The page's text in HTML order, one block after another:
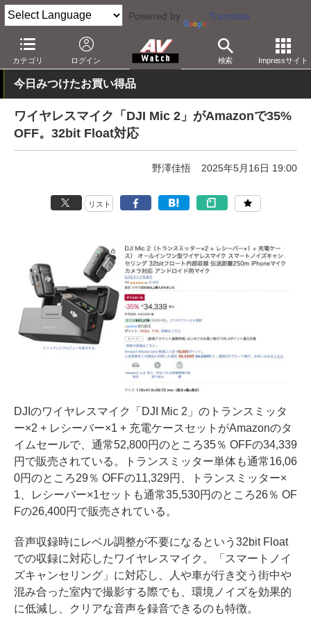
Powered by Translate
カテゴリ ログイン 検索 Impressサイト
AV Watch 動向 ショップ セール
今日みつけたお買い得品
ワイヤレスマイク「DJI Mic 2」がAmazonで35%
OFF。32bit Float対応
野澤佳悟 2025年5月16日 19:00
リスト
DJIのワイヤレスマイク「DJI Mic 2」のトランスミッタ
ー×2 + レシーバー×1 + 充電ケースセットがAmazonのタ
イムセールで、通常52,800円のところ35％ OFFの34,339
円で販売されている。トランスミッター単体も通常16,06
0円のところ29％ OFFの11,329円、トランスミッター×
1、レシーバー×1セットも通常35,530円のところ26％ OF
Fの26,400円で販売されている。
音声収録時にレベル調整が不要になるという32bit Float
での収録に対応したワイヤレスマイク。「スマートノイ
ズキャンセリング」に対応し、人や車が行き交う街中や
混み合った室内で撮影する際でも、環境ノイズを効果的
に低減し、クリアな音声を録音できるのも特徴。